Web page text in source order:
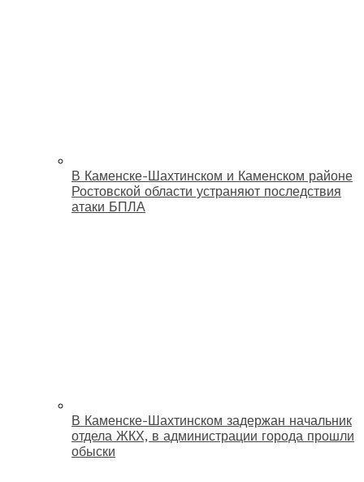
В Каменске-Шахтинском и Каменском районе
Ростовской области устраняют последствия
атаки БПЛА
В Каменске-Шахтинском задержан начальник
отдела ЖКХ, в администрации города прошли
обыски